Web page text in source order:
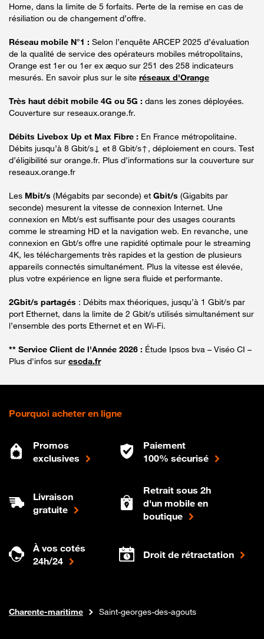
Home, dans la limite de 5 forfaits. Perte de la remise en cas de
résiliation ou de changement d’offre.
Réseau mobile N°1 : Selon l’enquête ARCEP 2025 d’évaluation
de la qualité de service des opérateurs mobiles métropolitains,
Orange est 1er ou 1er ex æquo sur 251 des 258 indicateurs
mesurés. En savoir plus sur le site réseaux d'Orange
Très haut débit mobile 4G ou 5G : dans les zones déployées.
Couverture sur reseaux.orange.fr.
Débits Livebox Up et Max Fibre : En France métropolitaine.
Débits jusqu’à 8 Gbit/s↓ et 8 Gbit/s↑, déploiement en cours. Test
d’éligibilité sur orange.fr. Plus d’informations sur la couverture sur
reseaux.orange.fr
Les Mbit/s (Mégabits par seconde) et Gbit/s (Gigabits par
seconde) mesurent la vitesse de connexion Internet. Une
connexion en Mbt/s est suffisante pour des usages courants
comme le streaming HD et la navigation web. En revanche, une
connexion en Gbt/s offre une rapidité optimale pour le streaming
4K, les téléchargements très rapides et la gestion de plusieurs
appareils connectés simultanément. Plus la vitesse est élevée,
plus votre expérience en ligne sera fluide et performante.
2Gbit/s partagés : Débits max théoriques, jusqu’à 1 Gbit/s par
port Ethernet, dans la limite de 2 Gbit/s utilisés simultanément sur
l’ensemble des ports Ethernet et en Wi-Fi.
** Service Client de l'Année 2026 : Étude Ipsos bva – Viséo CI –
Plus d'infos sur escda.fr
Pourquoi acheter en ligne
Promos
exclusives
Paiement
100% sécurisé
Livraison
gratuite
Retrait sous 2h
d'un mobile en
boutique
À vos cotés
24h/24
Droit de rétractation
Boutique Orange
Internet fibreNouvelle-aquitaine
Charente-maritime Saint-georges-des-agouts